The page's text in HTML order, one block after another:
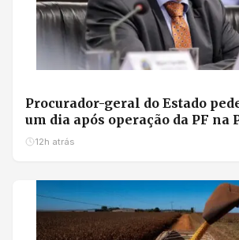
Procurador-geral do Estado
um dia após operação da PF na
12h atrás